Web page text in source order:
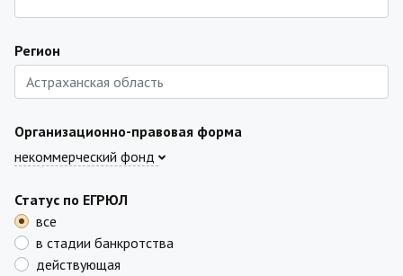
Регион
Организационно-правовая форма
некоммерческий фонд
Статус по ЕГРЮЛ
все
в стадии банкротства
действующая